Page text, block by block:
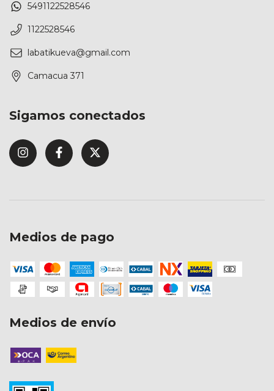
5491122528546
1122528546
labatikueva@gmail.com
Camacua 371
Sigamos conectados
Medios de pago
Medios de envío